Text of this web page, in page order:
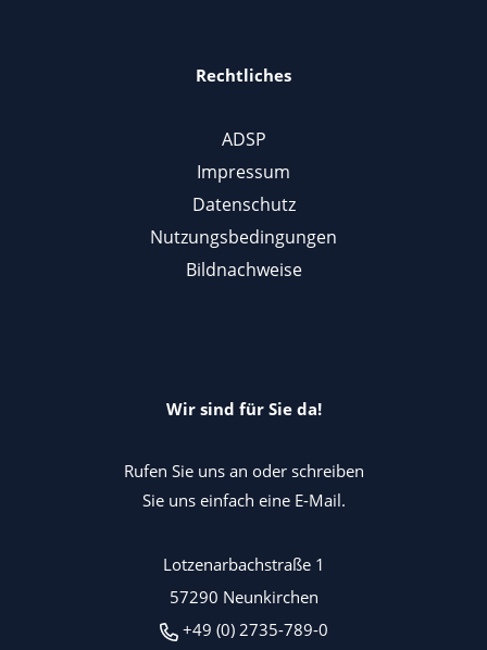
Rechtliches
ADSP
Impressum
Datenschutz
Nutzungsbedingungen
Bildnachweise
Wir sind für Sie da!
Rufen Sie uns an oder schreiben
Sie uns einfach eine E-Mail.
Lotzenarbachstraße 1
57290 Neunkirchen
+49 (0) 2735-789-0